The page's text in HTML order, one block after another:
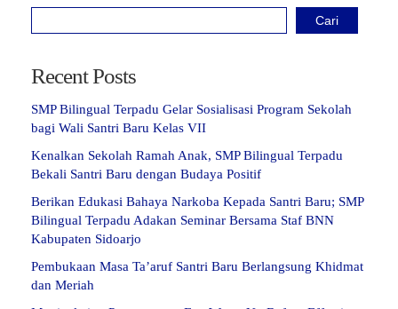
Cari
Recent Posts
SMP Bilingual Terpadu Gelar Sosialisasi Program Sekolah
bagi Wali Santri Baru Kelas VII
Kenalkan Sekolah Ramah Anak, SMP Bilingual Terpadu
Bekali Santri Baru dengan Budaya Positif
Berikan Edukasi Bahaya Narkoba Kepada Santri Baru; SMP
Bilingual Terpadu Adakan Seminar Bersama Staf BNN
Kabupaten Sidoarjo
Pembukaan Masa Ta’aruf Santri Baru Berlangsung Khidmat
dan Meriah